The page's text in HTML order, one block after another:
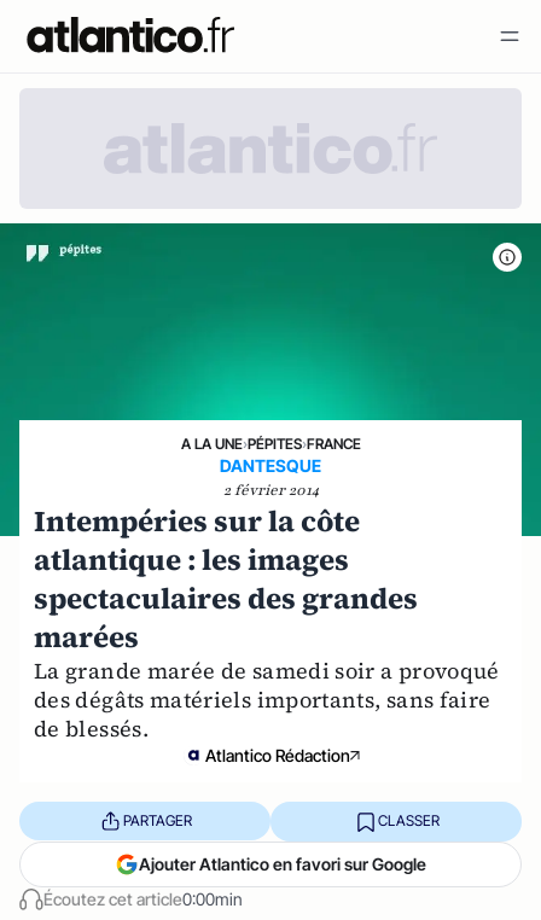
A LA UNE›PÉPITES›FRANCE
DANTESQUE
2 février 2014
Intempéries sur la côte
atlantique : les images
spectaculaires des grandes
marées
La grande marée de samedi soir a provoqué
des dégâts matériels importants, sans faire
de blessés.
Atlantico Rédaction
Écoutez cet article0:00min
PARTAGER CLASSER
Ajouter Atlantico en favori sur Google